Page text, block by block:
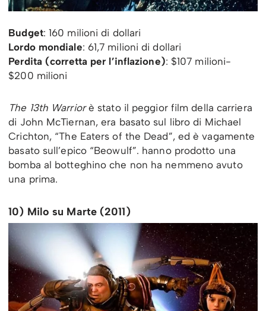
Budget: 160 milioni di dollari
Lordo mondiale: 61,7 milioni di dollari
Perdita (corretta per l’inflazione): $107 milioni-
$200 milioni
The 13th Warriorè stato il peggior film della carriera
di John McTiernan, era basato sul libro di Michael
Crichton, “The Eaters of the Dead”, ed è vagamente
basato sull’epico “Beowulf”. hanno prodotto una
bomba al botteghino che non ha nemmeno avuto
una prima.
10) Milo su Marte (2011)